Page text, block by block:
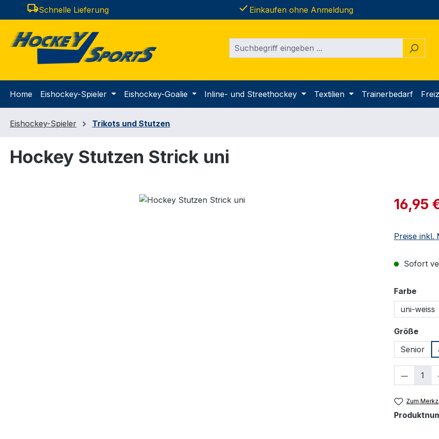
Hauptinhalt springen
Zur Suche springen
Zur Hauptnavigation springen
local_shippingSchnelle Lieferung done Einkaufen ohne Anmeldung
Home Eishockey-Spieler Eishockey-Goalie Inline- und Streethockey Textilien Trainerbedarf
Eishockey-Spieler Trikots und Stutzen
Hockey Stutzen Strick uni
16,95
Preise inkl.
Sofort
Farbe
uni-weiss
Größe
Senior
Zum